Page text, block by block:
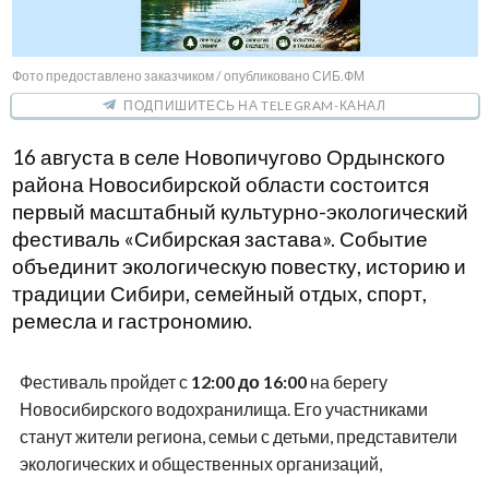
Фото предоставлено заказчиком / опубликовано СИБ.ФМ
ПОДПИШИТЕСЬ НА TELEGRAM-КАНАЛ
16 августа в селе Новопичугово Ордынского
района Новосибирской области состоится
первый масштабный культурно-экологический
фестиваль «Сибирская застава». Событие
объединит экологическую повестку, историю и
традиции Сибири, семейный отдых, спорт,
ремесла и гастрономию.
Фестиваль пройдет с 12:00 до 16:00на берегу
Новосибирского водохранилища. Его участниками
станут жители региона, семьи с детьми, представители
экологических и общественных организаций,